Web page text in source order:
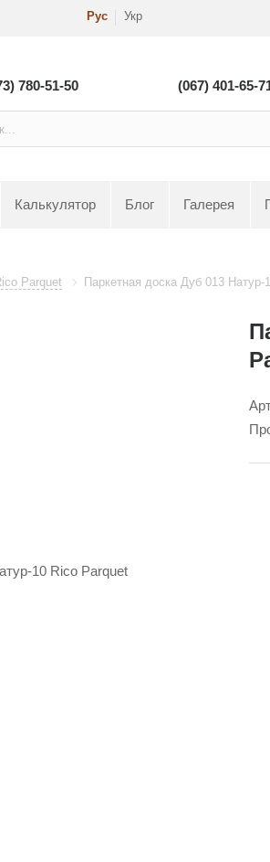
Рус Укр
780-51-50 (067) 401-65-
Калькулятор Блог Галерея
Parquet Паркетная доска Дуб 013 Натур-